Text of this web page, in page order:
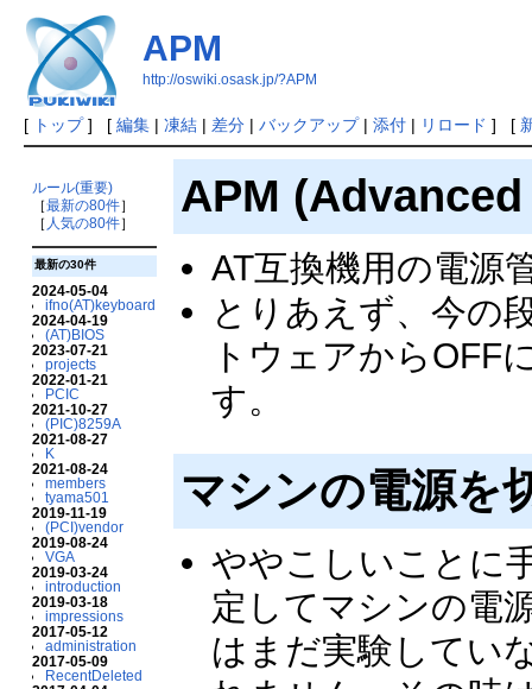
APM
http://oswiki.osask.jp/?APM
[ トップ] [ 編集| 凍結| 差分| バックアップ| 添付| リロード ] [
ルール(重要)
［最新の80件］
［ 人気の80件］
最新の30件
2024-05-04
ifno(AT)keyboard
2024-04-19
(AT)BIOS
2023-07-21
projects
2022-01-21
PCIC
2021-10-27
(PIC)8259A
2021-08-27
K
2021-08-24
members
tyama501
2019-11-19
(PCI)vendor
2019-08-24
VGA
2019-03-24
introduction
2019-03-18
impressions
2017-05-12
administration
2017-05-09
RecentDeleted
APM
AT互換機用の電源
とりあえず、今の
トウェアからOFF
す。
マシンの電源を
ややこしいことに
定してマシンの電
はまだ実験してい